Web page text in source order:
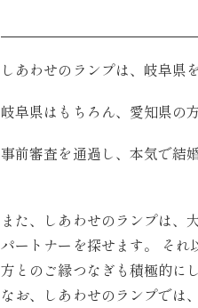
しあわせのランプは、岐阜県
岐阜県はもちろん、愛知県の
事前審査を通過し、本気で結
また、しあわせのランプは
パートナーを探せます。 そ
方とのご縁つなぎも積極的に
なお、しあわせのランプでは